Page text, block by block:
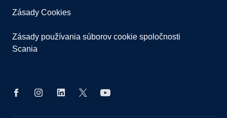
Zásady Cookies
Zásady používania súborov cookie spoločnosti
Scania